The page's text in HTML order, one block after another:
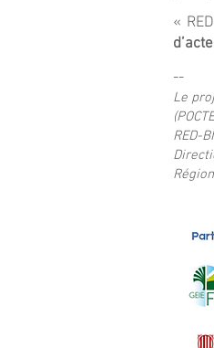
«
​--
Le
RED-